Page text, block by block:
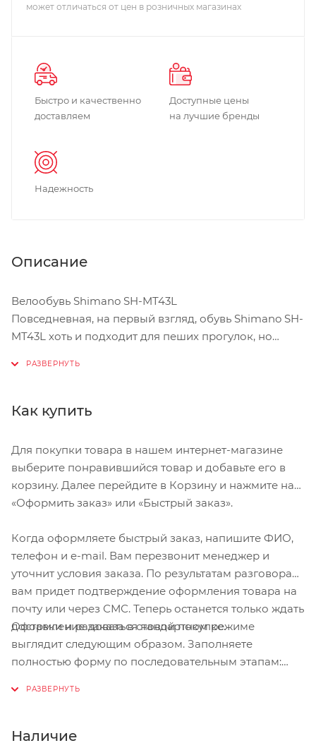
может отличаться от цен в розничных магазинах
Быстро и качественно
доставляем
Доступные цены
на лучшие бренды
Надежность
Описание
Велообувь Shimano SH-MT43L
Повседневная, на первый взгляд, обувь Shimano SH-
MT43L хоть и подходит для пеших прогулок, но
умеренной жёсткости делает удобными как
ботинок: увеличенный объём колодки даёт
возможность надеть тёплые носки. Удобная
шнуровка позволяет верхней части обуви плотно
прилегать к ноге, а ремешок с липучкой
дополнительно закрепляет и шнурки, и обувь.
Характеристики:
Предназначение: трейл; туризм; пешие прогулки
Материалы: усиленная стекловолокном подошва из
полиамида; резиновое покрытие вокруг шипов;
синтетическая кожа
Сезон: весна/лето/осень
Размеры: 40-48
шнуровку и ногу; колодка увеличенного объёма;
Как купить
Для покупки товара в нашем интернет-магазине
выберите понравившийся товар и добавьте его в
корзину. Далее перейдите в Корзину и нажмите на
«Оформить заказ» или «Быстрый заказ».
Когда оформляете быстрый заказ, напишите ФИО,
телефон и e-mail. Вам перезвонит менеджер и
уточнит условия заказа. По результатам разговора
вам придет подтверждение оформления товара на
почту или через СМС. Теперь останется только ждать
доставки и радоваться новой покупке.
Оформление заказа в стандартном режиме
выглядит следующим образом. Заполняете
полностью форму по последовательным этапам:
Нажмите кнопку «Оформить заказ».
Наличие